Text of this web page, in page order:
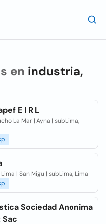
en industria,
E I R L
La Mar | Ayna | subLima,
| San Migu | subLima, Lima
Sociedad Anonima